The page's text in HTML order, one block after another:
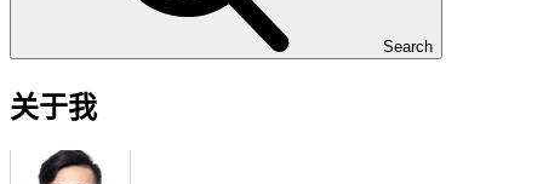
Search
关于我